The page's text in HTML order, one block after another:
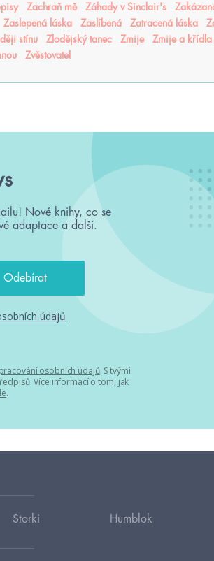
Zachraň mě Záhady v Sinclair's
Zaslepená láska Zaslíbená Zatracená láska
stínu Zlodějský tanec Zmije
Zmije a křídla
Zvěstovatel
Nové knihy, co se
adaptace a další.
údajů
osobních údajů. S tvými
Více informací o tom, jak
.
Storki Humblok